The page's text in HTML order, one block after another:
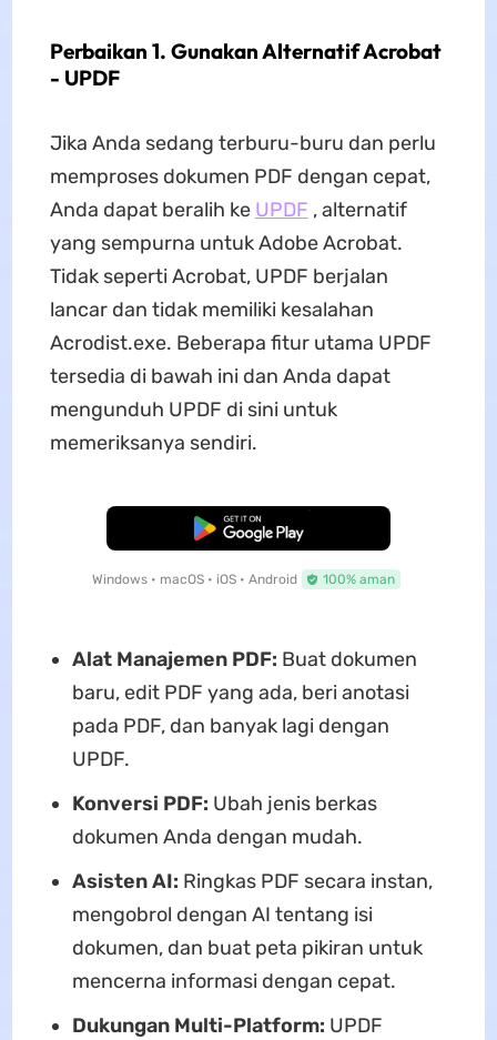
Perbaikan 1. Gunakan Alternatif Acrobat
- UPDF
Jika Anda sedang terburu-buru dan perlu
memproses dokumen PDF dengan cepat,
Anda dapat beralih ke UPDF , alternatif
yang sempurna untuk Adobe Acrobat.
Tidak seperti Acrobat, UPDF berjalan
lancar dan tidak memiliki kesalahan
Acrodist.exe. Beberapa fitur utama UPDF
tersedia di bawah ini dan Anda dapat
mengunduh UPDF di sini untuk
memeriksanya sendiri.
Unduh Gratis
Windows • macOS • iOS • Android 100% aman
Alat Manajemen PDF: Buat dokumen
baru, edit PDF yang ada, beri anotasi
pada PDF, dan banyak lagi dengan
UPDF.
Konversi PDF: Ubah jenis berkas
dokumen Anda dengan mudah.
Asisten AI: Ringkas PDF secara instan,
mengobrol dengan AI tentang isi
dokumen, dan buat peta pikiran untuk
mencerna informasi dengan cepat.
Dukungan Multi-Platform: UPDF